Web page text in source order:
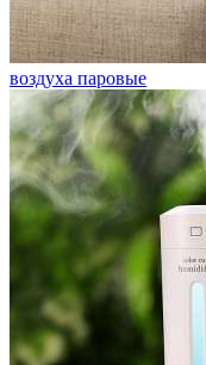
воздуха паровые